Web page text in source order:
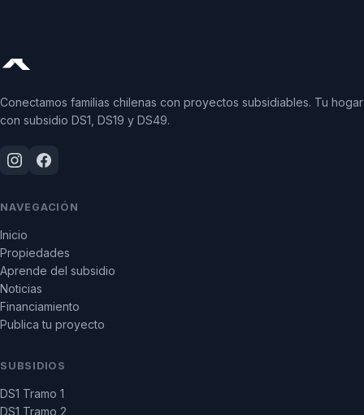
Conectamos familias chilenas con proyectos subsidiables. Tu hogar
con subsidio DS1, DS19 y DS49.
NAVEGACIÓN
Inicio
Propiedades
Aprende del subsidio
Noticias
Financiamiento
Publica tu proyecto
SUBSIDIOS
DS1 Tramo 1
DS1 Tramo 2